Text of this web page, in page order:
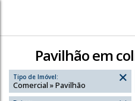
Pavilhão em
Tipo de Imóvel:
Comercial » Pavilhão